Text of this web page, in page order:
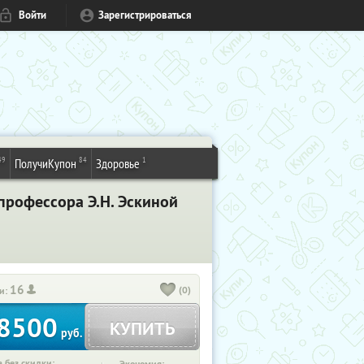
Войти Зарегистрироваться
ПолучиКупон 84 Здоровье 1
Э.Н. Эскиной
16 (0)
руб. КУПИТЬ